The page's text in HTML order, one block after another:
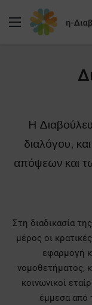
Η
διαλόγου,
απόψεων και
Στη διαδικασία
μέρος οι
εφαρμογή
νομοθετήματος,
κοινωνικοί
έμμεσα από